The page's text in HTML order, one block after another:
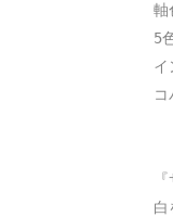
軸
5
イ
白